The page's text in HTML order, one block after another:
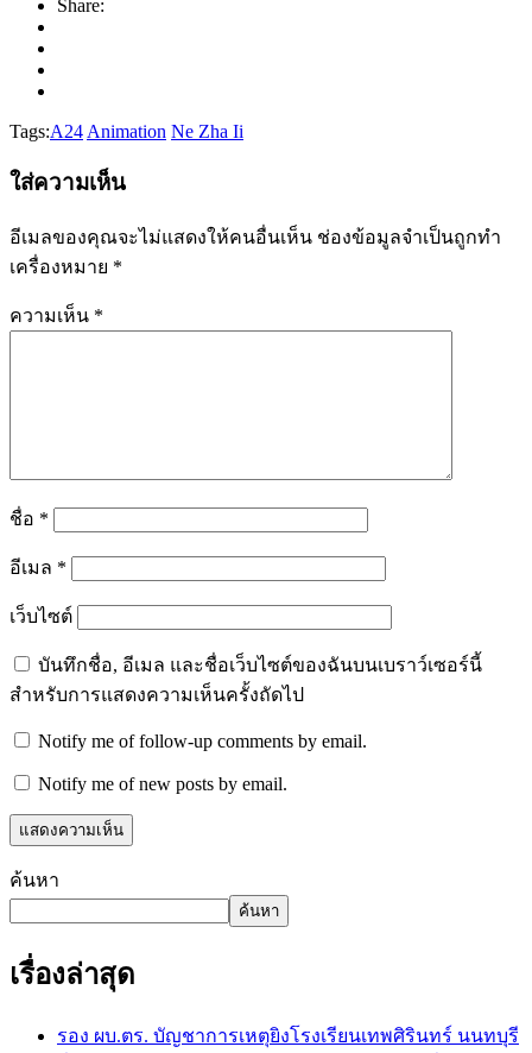
Share:
Tags:A24Animation Ne Zha Ii
ใส่ความเห็น
อีเมลของคุณจะไม่แสดงให้คนอื่นเห็น ช่องข้อมูลจำเป็นถูกทำ
เครื่องหมาย *
ความเห็น *
ชื่อ *
อีเมล *
เว็บไซต์
บันทึกชื่อ, อีเมล และชื่อเว็บไซต์ของฉันบนเบราว์เซอร์นี้
สำหรับการแสดงความเห็นครั้งถัดไป
Notify me of follow-up comments by email.
Notify me of new posts by email.
ค้นหา
ค้นหา
เรื่องล่าสุด
รอง ผบ.ตร. บัญชาการเหตุยิงโรงเรียนเทพศิรินทร์ นนทบุรี